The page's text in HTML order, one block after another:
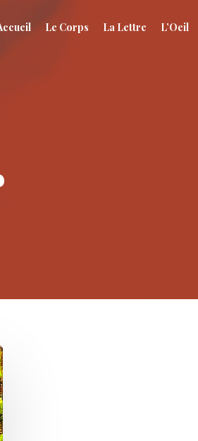
Le Corps La Lettre L’Oeil